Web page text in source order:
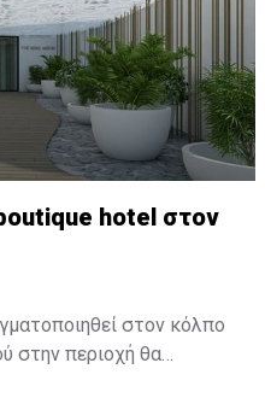
hotel στον
στον κόλπο
στην περιοχή θα